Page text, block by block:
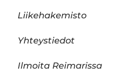
Liikehakemisto
Yhteystiedot
Ilmoita Reimarissa